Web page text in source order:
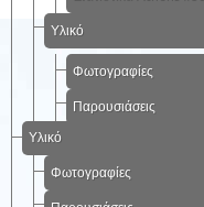
Υλικό
Φωτογραφίες
Παρουσιάσεις
Υλικό
Φωτογραφίες